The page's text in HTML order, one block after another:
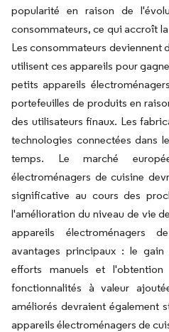
popularité en raison de
consommateurs, ce qui accroît
Les consommateurs deviennent
utilisent ces appareils pour
petits appareils
portefeuilles de produits en
des utilisateurs finaux. Les
technologies connectées dans
temps. Le marché
électroménagers de cuisine
significative au cours des
l'amélioration du niveau de vie
appareils électroménagers
avantages principaux : le
efforts manuels et
fonctionnalités à valeur
améliorés devraient également
appareils électroménagers de